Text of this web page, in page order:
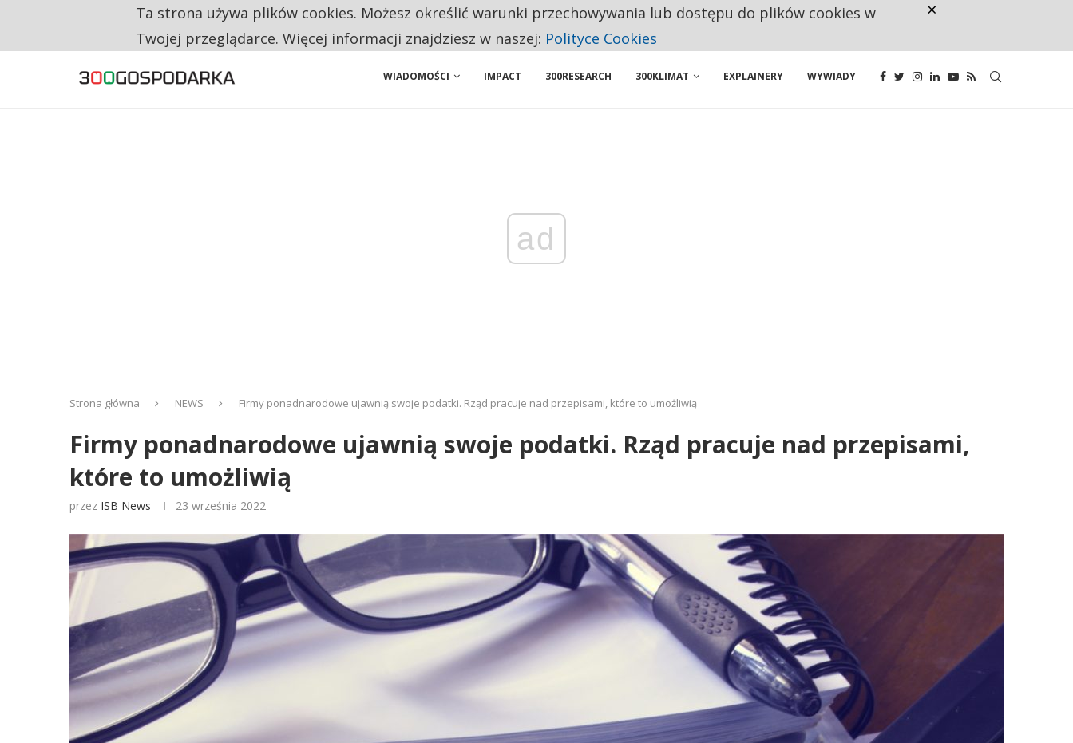
CO TRZECIĄ ZŁOTÓWKĘ Z EMERYTURY SENIORZY PRZEZNACZAJĄ NA PODSTAWOWE ZAKUPY
WIADOMOŚCI IMPACT 300RESEARCH 300KLIMAT EXPLAINERY WYWIADY
ad
Strona główna NEWS Firmy ponadnarodowe ujawnią swoje podatki. Rząd pracuje nad przepisami, które to umożliwią
Firmy ponadnarodowe ujawnią swoje podatki. Rząd pracuje nad przepisami,
które to umożliwią
przez ISB News 23 września 2022
Ta strona używa plików cookies. Możesz określić warunki przechowywania lub dostępu do plików cookies w
Twojej przeglądarce. Więcej informacji znajdziesz w naszej: Polityce Cookies
×